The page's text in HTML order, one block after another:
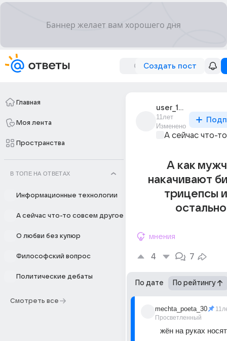
Создать пост
Главная
Моя лента
Пространства
В ТОПЕ НА ОТВЕТАХ
Информационные технологии
А сейчас что-то совсем другое
О любви без купюр
Философский вопрос
Политические дебаты
Смотреть все
user_188353114
11лет
Изменено
А сейчас что-
А как
накачивают
трицепсы
мнения
4 7
По дате По рейтингу
mechta_poeta_30
Просветленный
жён на руках носят